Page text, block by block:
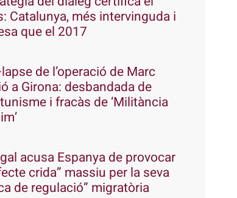
Catalunya, més intervinguda i
que el 2017
de l’operació de Marc
a Girona: desbandada de
i fracàs de ‘Militància
acusa Espanya de provocar
crida” massiu per la seva
de regulació” migratòria